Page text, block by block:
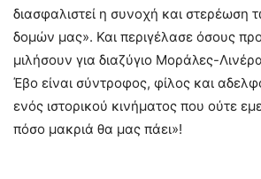
διασφαλιστεί η συνοχή και στερέωση
δομών μας». Και περιγέλασε όσους
μιλήσουν για διαζύγιο Μοράλες-
Έβο είναι σύντροφος, φίλος και
ενός ιστορικού κινήματος που ούτε
πόσο μακριά θα μας πάει»!